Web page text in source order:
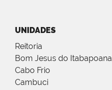
UNIDADES
Reitoria
Bom Jesus do Itabapoana
Cabo Frio
Cambuci